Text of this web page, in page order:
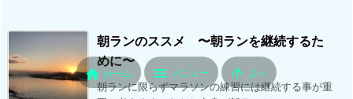
朝ランのススメ 〜朝ランを継続するた
めに〜
朝ランに限らずマラソンの練習には継続する事が重
 ホーム  メニュー  上へ